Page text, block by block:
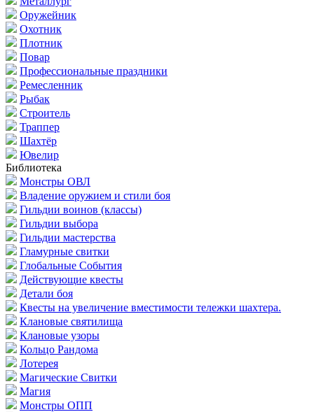
Оружейник
Охотник
Плотник
Повар
Профессиональные праздники
Ремесленник
Рыбак
Строитель
Траппер
Шахтёр
Ювелир
Библиотека
Монстры ОВЛ
Владение оружием и стили боя
Гильдии воинов (классы)
Гильдии выбора
Гильдии мастерства
Гламурные свитки
Глобальные События
Действующие квесты
Детали боя
Квесты на увеличение вместимости тележки шахтера.
Клановые святилища
Клановые узоры
Кольцо Рандома
Лотерея
Магические Свитки
Магия
Монстры ОПП